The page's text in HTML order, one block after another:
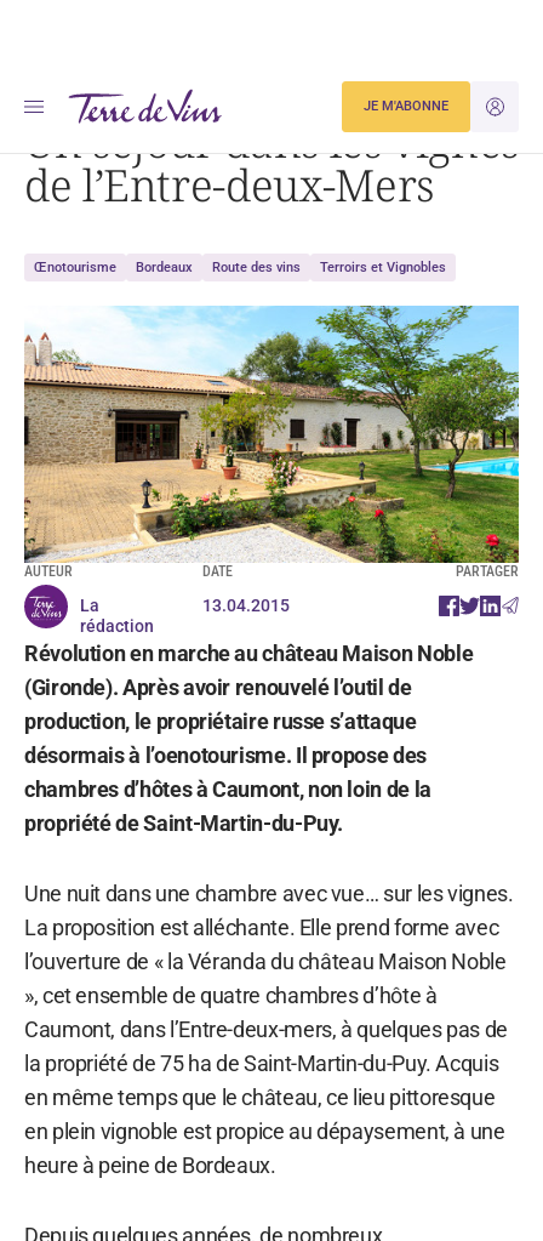
JE
JE M'ABONNE
Accueil Un séjour dans les vignes de l’Entre-deux-Mers
Un séjour dans les vignes
de l’Entre-deux-Mers
Œnotourisme Bordeaux Route des vins Terroirs et Vignobles
AUTEUR
La
rédaction
DATE
13.04.2015
PARTAGER
Révolution en marche au château Maison Noble
(Gironde). Après avoir renouvelé l’outil de
production, le propriétaire russe s’attaque
désormais à l’oenotourisme. Il propose des
chambres d’hôtes à Caumont, non loin de la
propriété de Saint-Martin-du-Puy.
Une nuit dans une chambre avec vue… sur les vignes.
La proposition est alléchante. Elle prend forme avec
l’ouverture de « la Véranda du château Maison Noble
», cet ensemble de quatre chambres d’hôte à
Caumont, dans l’Entre-deux-mers, à quelques pas de
la propriété de 75 ha de Saint-Martin-du-Puy. Acquis
en même temps que le château, ce lieu pittoresque
en plein vignoble est propice au dépaysement, à une
heure à peine de Bordeaux.
Depuis quelques années, de nombreux